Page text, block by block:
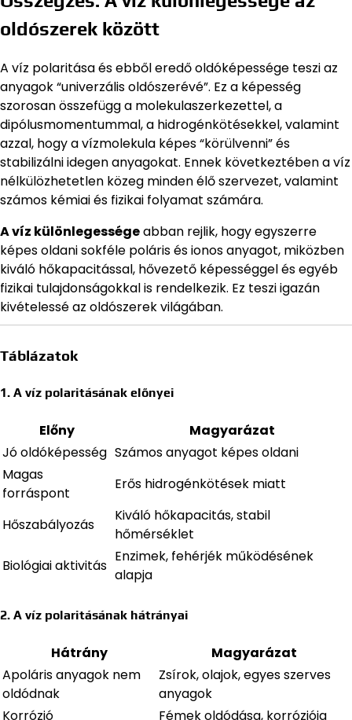
oldószerek között
A víz polaritása és ebből eredő oldóképessége teszi az
anyagok “univerzális oldószerévé”. Ez a képesség
szorosan összefügg a molekulaszerkezettel, a
dipólusmomentummal, a hidrogénkötésekkel, valamint
azzal, hogy a vízmolekula képes “körülvenni” és
stabilizálni idegen anyagokat. Ennek következtében a víz
nélkülözhetetlen közeg minden élő szervezet, valamint
számos kémiai és fizikai folyamat számára.
A víz különlegességeabban rejlik, hogy egyszerre
képes oldani sokféle poláris és ionos anyagot, miközben
kiváló hőkapacitással, hővezető képességgel és egyéb
fizikai tulajdonságokkal is rendelkezik. Ez teszi igazán
kivételessé az oldószerek világában.
Táblázatok
1. A víz polaritásának előnyei
Előny
Magyarázat
Jó oldóképesség Számos anyagot képes oldani
Magas
forráspont
Erős hidrogénkötések miatt
Hőszabályozás
Kiváló hőkapacitás, stabil
hőmérséklet
Biológiai aktivitás
Enzimek, fehérjék működésének
alapja
2. A víz polaritásának hátrányai
Hátrány
Magyarázat
Apoláris anyagok nem
oldódnak
Zsírok, olajok, egyes szerves
anyagok
Korrózió
Fémek oldódása, korróziója